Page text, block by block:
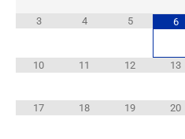
3 4 5 6
10 11 12 13
17 18 19 20